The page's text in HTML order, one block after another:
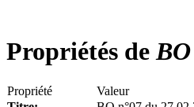
Propriétés de
Propriété
Valeur